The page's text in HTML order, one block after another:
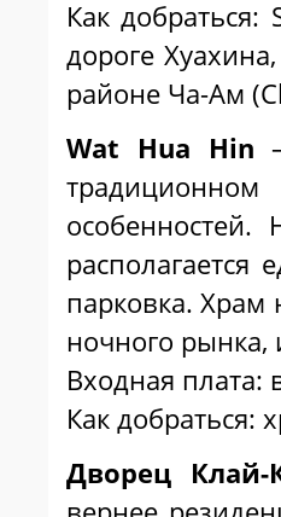
Как
дороге
районе Ча-Ам
Wat Hua Hin
парковка. Храм
ночного рынка,
Входная плата:
Как добраться:
Дворец Клай-